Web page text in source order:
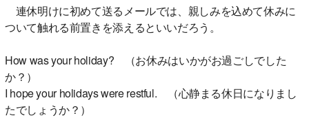
連休明けに初めて送るメールでは、親しみを込めて休みに
ついて触れる前置きを添えるといいだろう。
How was your holiday? （お休みはいかがお過ごしでした
か？）
I hope your holidays were restful. （心静まる休日になりまし
たでしょうか？）